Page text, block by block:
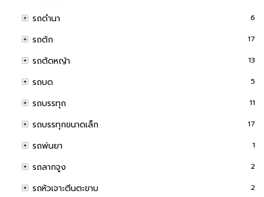
รถดำนา 6
รถตัก 17
รถตัดหญ้า 13
รถบด 5
รถบรรทุก 11
รถบรรทุกขนาดเล็ก 17
รถพ่นยา 1
รถลากจูง 2
รถหัวเจาะตีนตะขาบ 2